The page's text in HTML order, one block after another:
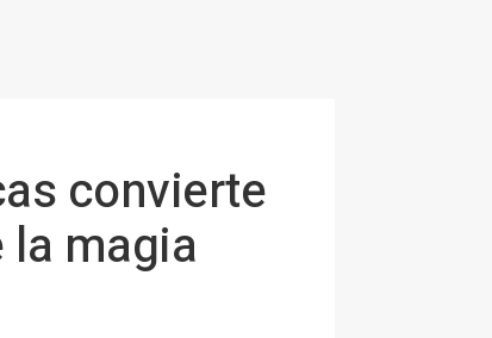
convierte
la magia